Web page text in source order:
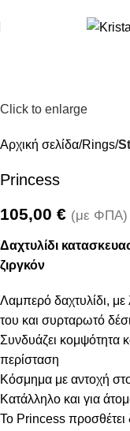
Click to enlarge
Αρχική σελίδα Rings
Princess
105,00 € (με ΦΠΑ)
Δαχτυλίδι
ζιργκόν
Λαμπερό δαχτυλίδι,
του και συρταρωτό
Συνδυάζει κομψότητα
περίσταση
Κόσμημα με αντοχή
Κατάλληλο και για
Το Princess προσθέτει